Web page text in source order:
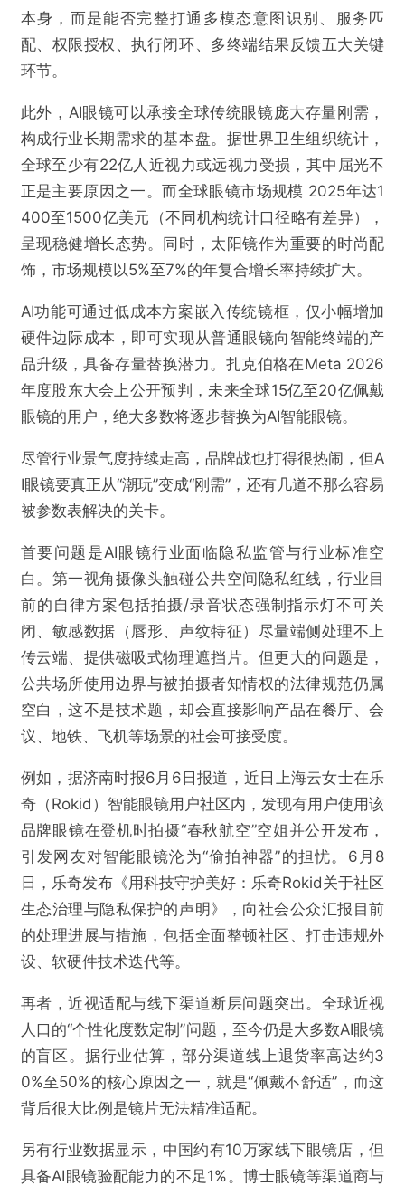
本身，而是能否完整打通多模态意图识别、服务匹
配、权限授权、执行闭环、多终端结果反馈五大关键
环节。
此外，AI眼镜可以承接全球传统眼镜庞大存量刚需，
构成行业长期需求的基本盘。据世界卫生组织统计，
全球至少有22亿人近视力或远视力受损，其中屈光不
正是主要原因之一。而全球眼镜市场规模 2025年达1
400至1500亿美元（不同机构统计口径略有差异），
呈现稳健增长态势。同时，太阳镜作为重要的时尚配
饰，市场规模以5%至7%的年复合增长率持续扩大。
AI功能可通过低成本方案嵌入传统镜框，仅小幅增加
硬件边际成本，即可实现从普通眼镜向智能终端的产
品升级，具备存量替换潜力。扎克伯格在Meta 2026
年度股东大会上公开预判，未来全球15亿至20亿佩戴
眼镜的用户，绝大多数将逐步替换为AI智能眼镜。
尽管行业景气度持续走高，品牌战也打得很热闹，但A
I眼镜要真正从“潮玩”变成“刚需”，还有几道不那么容易
被参数表解决的关卡。
首要问题是AI眼镜行业面临隐私监管与行业标准空
白。第一视角摄像头触碰公共空间隐私红线，行业目
前的自律方案包括拍摄/录音状态强制指示灯不可关
闭、敏感数据（唇形、声纹特征）尽量端侧处理不上
传云端、提供磁吸式物理遮挡片。但更大的问题是，
公共场所使用边界与被拍摄者知情权的法律规范仍属
空白，这不是技术题，却会直接影响产品在餐厅、会
议、地铁、飞机等场景的社会可接受度。
例如，据济南时报6月6日报道，近日上海云女士在乐
奇（Rokid）智能眼镜用户社区内，发现有用户使用该
品牌眼镜在登机时拍摄“春秋航空”空姐并公开发布，
引发网友对智能眼镜沦为“偷拍神器”的担忧。6月8
日，乐奇发布《用科技守护美好：乐奇Rokid关于社区
生态治理与隐私保护的声明》，向社会公众汇报目前
的处理进展与措施，包括全面整顿社区、打击违规外
设、软硬件技术迭代等。
再者，近视适配与线下渠道断层问题突出。全球近视
人口的“个性化度数定制”问题，至今仍是大多数AI眼镜
的盲区。据行业估算，部分渠道线上退货率高达约3
0%至50%的核心原因之一，就是“佩戴不舒适”，而这
背后很大比例是镜片无法精准适配。
另有行业数据显示，中国约有10万家线下眼镜店，但
具备AI眼镜验配能力的不足1%。博士眼镜等渠道商与